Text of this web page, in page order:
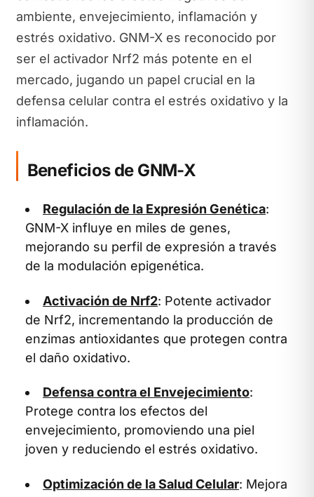
ambiente, envejecimiento, inflamación y
estrés oxidativo. GNM-X es reconocido por
ser el activador Nrf2 más potente en el
mercado, jugando un papel crucial en la
defensa celular contra el estrés oxidativo y la
inflamación.
Beneficios de GNM-X
Regulación de la Expresión Genética:
GNM-X influye en miles de genes,
mejorando su perfil de expresión a través
de la modulación epigenética.
Activación de Nrf2: Potente activador
de Nrf2, incrementando la producción de
enzimas antioxidantes que protegen contra
el daño oxidativo.
Defensa contra el Envejecimiento:
Protege contra los efectos del
envejecimiento, promoviendo una piel
joven y reduciendo el estrés oxidativo.
Optimización de la Salud Celular: Mejora